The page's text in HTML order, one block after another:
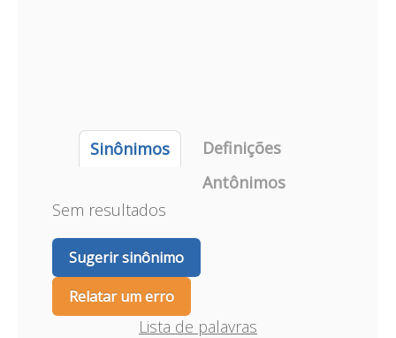
Sinônimos
Definições
Antônimos
Sem resultados
Sugerir sinônimo
Relatar um erro
Lista de palavras